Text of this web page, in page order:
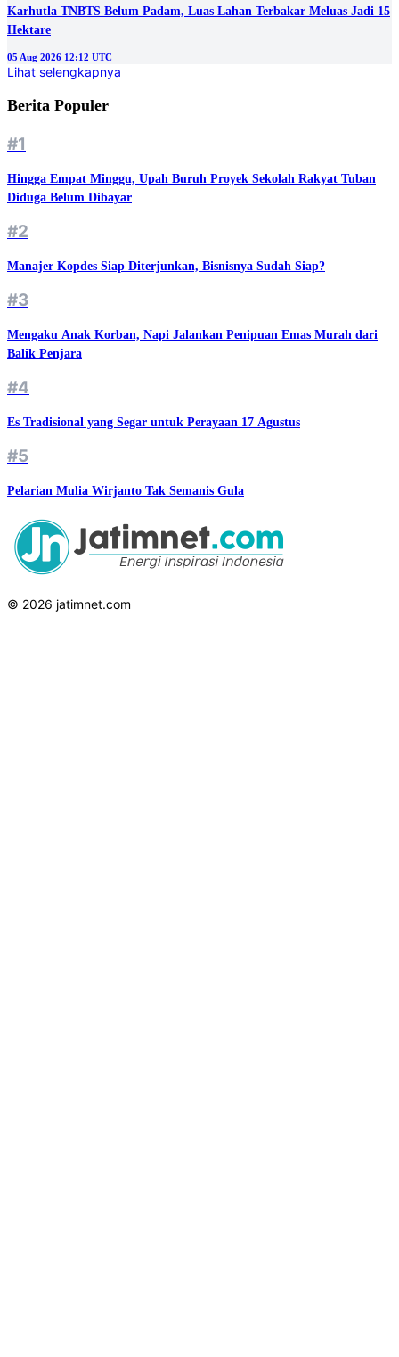
Karhutla TNBTS Belum Padam, Luas Lahan Terbakar Meluas Jadi 15
Hektare
05 Aug 2026 12:12 UTC
Lihat selengkapnya
Berita Populer
#1
Hingga Empat Minggu, Upah Buruh Proyek Sekolah Rakyat Tuban
Diduga Belum Dibayar
#2
Manajer Kopdes Siap Diterjunkan, Bisnisnya Sudah Siap?
#3
Mengaku Anak Korban, Napi Jalankan Penipuan Emas Murah dari
Balik Penjara
#4
Es Tradisional yang Segar untuk Perayaan 17 Agustus
#5
Pelarian Mulia Wirjanto Tak Semanis Gula
© 2026 jatimnet.com